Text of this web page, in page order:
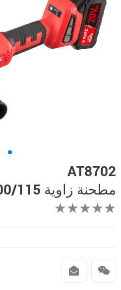
AT8702
مطحنة زاوية 100/115 مم
★★★★★